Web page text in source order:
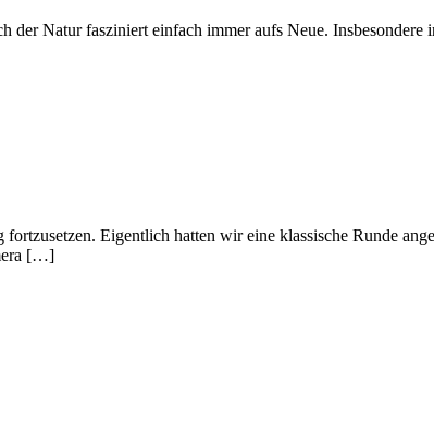
Natur fasziniert einfach immer aufs Neue. Insbesondere
Eigentlich hatten wir eine klassische Runde
[…]